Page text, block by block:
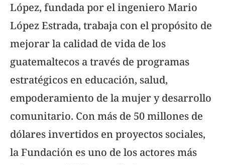
López, fundada por el ingeniero Mario
López Estrada, trabaja con el propósito de
mejorar la calidad de vida de los
guatemaltecos a través de programas
estratégicos en educación, salud,
empoderamiento de la mujer y desarrollo
comunitario. Con más de 50 millones de
dólares invertidos en proyectos sociales,
la Fundación es uno de los actores más